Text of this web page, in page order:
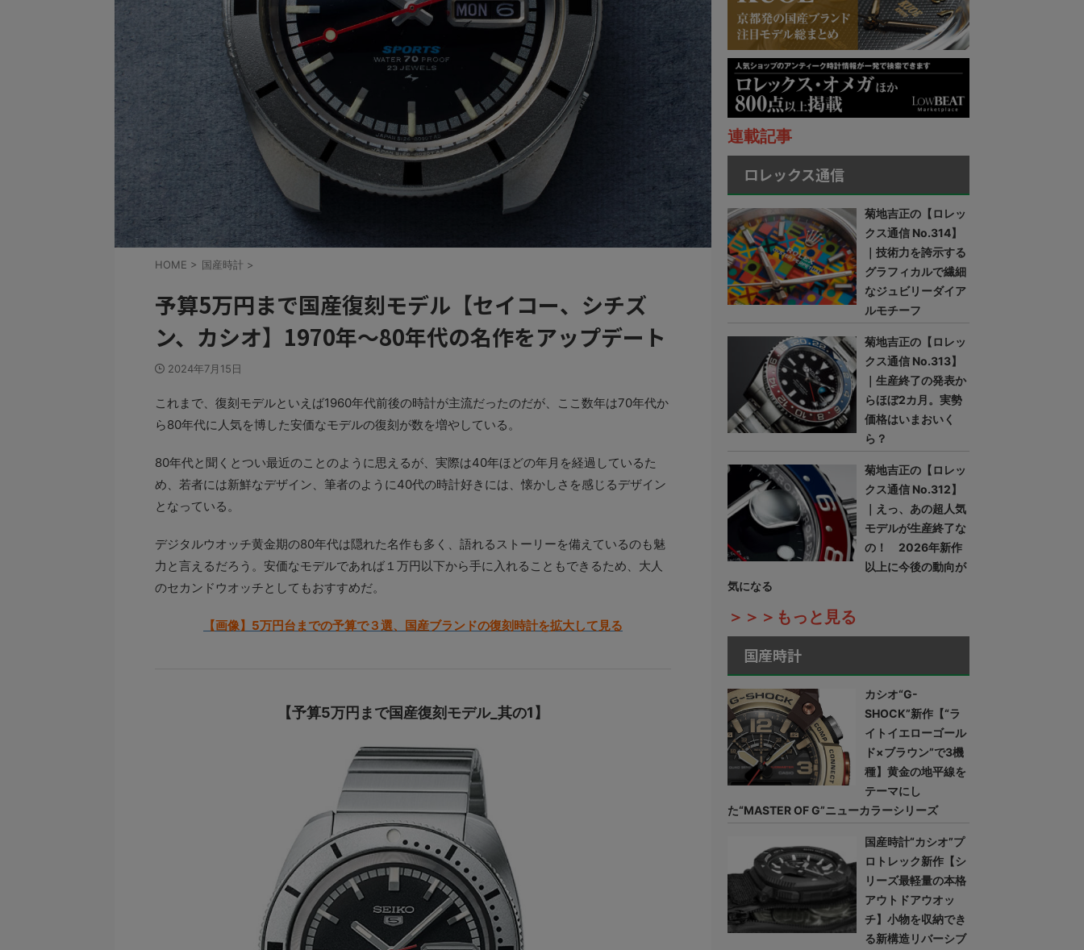
HOME > 国産時計 >
予算5万円まで国産復刻モデル【セイコー、シチズ
ン、カシオ】1970年～80年代の名作をアップデート
2024年7月15日
これまで、復刻モデルといえば1960年代前後の時計が主流だったのだが、ここ数年は70年代か
ら80年代に人気を博した安価なモデルの復刻が数を増やしている。
80年代と聞くとつい最近のことのように思えるが、実際は40年ほどの年月を経過しているた
め、若者には新鮮なデザイン、筆者のように40代の時計好きには、懐かしさを感じるデザイン
となっている。
デジタルウオッチ黄金期の80年代は隠れた名作も多く、語れるストーリーを備えているのも魅
力と言えるだろう。安価なモデルであれば１万円以下から手に入れることもできるため、大人
のセカンドウオッチとしてもおすすめだ。
【画像】5万円台までの予算で３選、国産ブランドの復刻時計を拡大して見る
【予算5万円まで国産復刻モデル_其の1】
連載記事
ロレックス通信
菊地吉正の【ロレッ
クス通信 No.314】
｜技術力を誇示する
グラフィカルで繊細
なジュビリーダイア
ルモチーフ
菊地吉正の【ロレッ
クス通信 No.313】
｜生産終了の発表か
らほぼ2カ月。実勢
価格はいまおいく
ら？
菊地吉正の【ロレッ
クス通信 No.312】
｜えっ、あの超人気
モデルが生産終了な
の！ 2026年新作
以上に今後の動向が
気になる
＞＞＞もっと見る
国産時計
カシオ“G-
SHOCK”新作【“ラ
イトイエローゴール
ド×ブラウン”で3機
種】黄金の地平線を
テーマにし
た“MASTER OF G”ニューカラーシリーズ
国産時計“カシオ”プ
ロトレック新作【シ
リーズ最軽量の本格
アウトドアウオッ
チ】小物を収納でき
る新構造リバーシブ